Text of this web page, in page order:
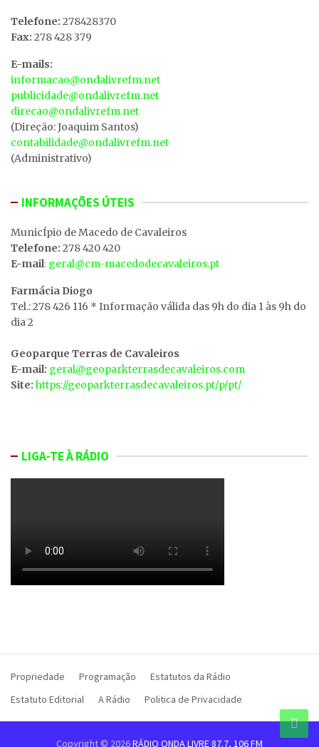
Telefone: 278428370
Fax: 278 428 379
E-mails:
informacao@ondalivrefm.net
publicidade@ondalivrefm.net
direcao@ondalivrefm.net
(Direção: Joaquim Santos)
contabilidade@ondalivrefm.net
(Administrativo)
INFORMAÇÕES ÚTEIS
MunicÍpio de Macedo de Cavaleiros
Telefone: 278 420 420
E-mail: geral@cm-macedodecavaleiros.pt
Farmácia Diogo
Tel.: 278 426 116 * Informação válida das 9h do dia 1 às 9h do
dia 2
Geoparque Terras de Cavaleiros
E-mail: geral@geoparkterrasdecavaleiros.com
Site: https://geoparkterrasdecavaleiros.pt/p/pt/
LIGA-TE À RÁDIO
Propriedade Programação
Estatutos da Rádio
Estatuto Editorial
A Rádio Politica de Privacidade
Copyright © 2026RÁDIO ONDA LIVRE 87.7, 106 FM